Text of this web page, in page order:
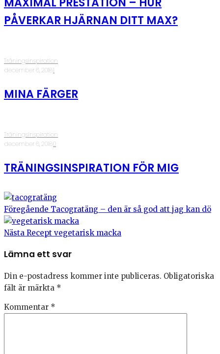
PÅVERKAR HJÄRNAN DITT MAX?
Träningsinspiration
·december 6, 2018·1
MINA FÄRGER
Träningsinspiration
·december 6, 2018·0
TRÄNINGSINSPIRATION FÖR MIG
Föregående Tacogratäng – den är så god att jag kan dö
Nästa Recept vegetarisk macka
Lämna ett svar
Din e-postadress kommer inte publiceras. Obligatoriska
fält är märkta *
Kommentar *